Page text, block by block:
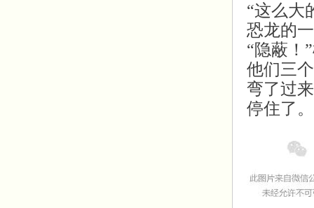
“这么大
恐龙的
“隐蔽！
他们三
弯了过
停住了。